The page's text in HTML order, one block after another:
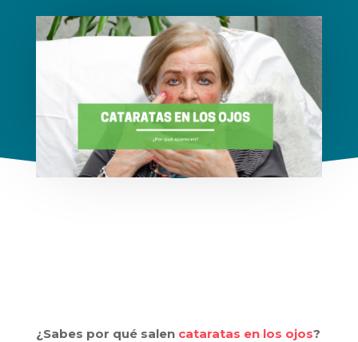
¿Sabes por qué salen cataratas en los ojos?